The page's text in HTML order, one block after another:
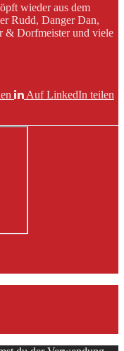
wieder aus dem
Rudd, Danger Dan,
& Dorfmeister und viele
Auf LinkedIn teilen